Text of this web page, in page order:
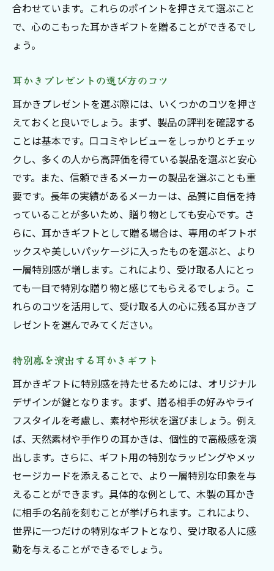
合わせています。これらのポイントを押さえて選ぶこと
で、心のこもった耳かきギフトを贈ることができるでし
ょう。
耳かきプレゼントの選び方のコツ
耳かきプレゼントを選ぶ際には、いくつかのコツを押さ
えておくと良いでしょう。まず、製品の評判を確認する
ことは基本です。口コミやレビューをしっかりとチェッ
クし、多くの人から高評価を得ている製品を選ぶと安心
です。また、信頼できるメーカーの製品を選ぶことも重
要です。長年の実績があるメーカーは、品質に自信を持
っていることが多いため、贈り物としても安心です。さ
らに、耳かきギフトとして贈る場合は、専用のギフトボ
ックスや美しいパッケージに入ったものを選ぶと、より
一層特別感が増します。これにより、受け取る人にとっ
ても一目で特別な贈り物と感じてもらえるでしょう。こ
れらのコツを活用して、受け取る人の心に残る耳かきプ
レゼントを選んでみてください。
特別感を演出する耳かきギフト
耳かきギフトに特別感を持たせるためには、オリジナル
デザインが鍵となります。まず、贈る相手の好みやライ
フスタイルを考慮し、素材や形状を選びましょう。例え
ば、天然素材や手作りの耳かきは、個性的で高級感を演
出します。さらに、ギフト用の特別なラッピングやメッ
セージカードを添えることで、より一層特別な印象を与
えることができます。具体的な例として、木製の耳かき
に相手の名前を刻むことが挙げられます。これにより、
世界に一つだけの特別なギフトとなり、受け取る人に感
動を与えることができるでしょう。